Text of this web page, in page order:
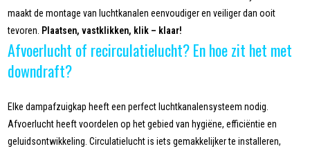
maakt de montage van luchtkanalen eenvoudiger en veiliger dan ooit
tevoren. Plaatsen, vastklikken, klik – klaar!
Afvoerlucht of recirculatielucht? En hoe zit het met
downdraft?
Elke dampafzuigkap heeft een perfect luchtkanalensysteem nodig.
Afvoerlucht heeft voordelen op het gebied van hygiëne, efficiëntie en
geluidsontwikkeling. Circulatielucht is iets gemakkelijker te installeren,